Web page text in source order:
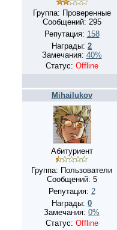
Группа: Проверенные
Сообщений: 295
Репутация: 158
Награды: 2
Замечания: 40%
Статус: Offline
Mihailukov
Абитуриент
Группа: Пользователи
Сообщений: 5
Репутация: 2
Награды: 0
Замечания: 0%
Статус: Offline